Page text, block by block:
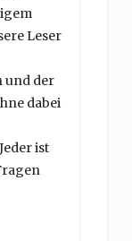
Leser
und der
dabei
ist